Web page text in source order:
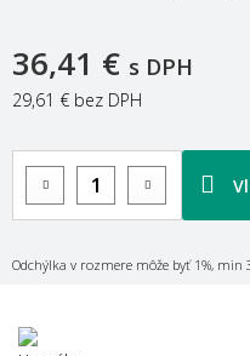
36,41 € s DPH
29,61 € bez DPH
Odchýlka v rozmere môže byť 1%, min